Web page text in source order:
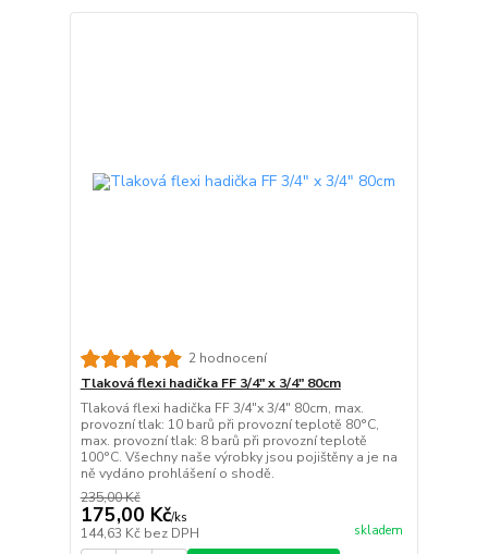
2 hodnocení
Tlaková flexi hadička FF 3/4" x 3/4" 80cm
Tlaková flexi hadička FF 3/4"x 3/4" 80cm, max.
provozní tlak: 10 barů při provozní teplotě 80°C,
max. provozní tlak: 8 barů při provozní teplotě
100°C. Všechny naše výrobky jsou pojištěny a je na
ně vydáno prohlášení o shodě.
235,00 Kč
175,00 Kč/ks
144,63 Kč bez DPH skladem